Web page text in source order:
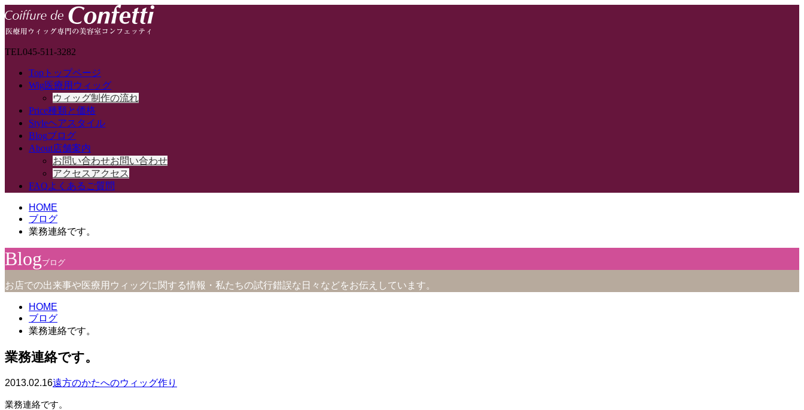
TEL045-511-3282
Top トップページ
Wig医療用ウィッグ
ウィッグ制作の流れ
Price種類と価格
Styleヘアスタイル
Blogブログ
About店舗案内
お問い合わせお問い合わせ
アクセス アクセス
FAQよくあるご質問
HOME
ブログ
業務連絡です。
Blogブログ
お店での出来事や医療用ウィッグに関する情報・私たちの試行錯誤な日々などをお伝えしています。
HOME
ブログ
業務連絡です。
業務連絡です。
2013.02.16遠方のかたへのウィッグ作り
業務連絡です。